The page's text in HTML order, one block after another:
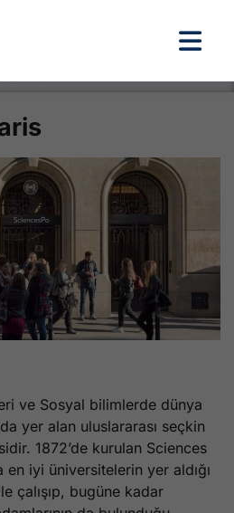
ve Sosyal bilimlerde dünya
yer alan uluslararası seçkin
1872’de kurulan Sciences
en iyi üniversitelerin yer aldığı
çalışıp, bugüne kadar